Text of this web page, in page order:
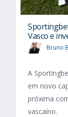
Vasco e
Bruno
A
em novo
próxima
vascaíno.